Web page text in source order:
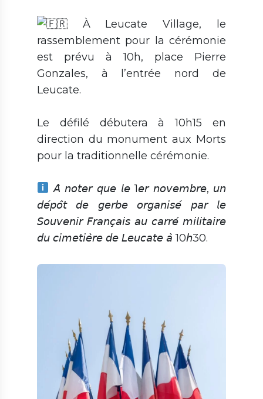
À Leucate Village, le
rassemblement pour la cérémonie
est prévu à 10h, place Pierre
Gonzales, à l’entrée nord de
Leucate.
Le défilé débutera à 10h15 en
direction du monument aux Morts
pour la traditionnelle cérémonie.
𝘈̀ 𝘯𝘰𝘵𝘦𝘳 𝘲𝘶𝘦 𝘭𝘦 1𝘦𝘳 𝘯𝘰𝘷𝘦𝘮𝘣𝘳𝘦, 𝘶𝘯
𝘥𝘦́𝘱𝘰̂𝘵 𝘥𝘦 𝘨𝘦𝘳𝘣𝘦 𝘰𝘳𝘨𝘢𝘯𝘪𝘴𝘦́ 𝘱𝘢𝘳 𝘭𝘦
𝘚𝘰𝘶𝘷𝘦𝘯𝘪𝘳 𝘍𝘳𝘢𝘯𝘤̧𝘢𝘪𝘴 𝘢𝘶 𝘤𝘢𝘳𝘳𝘦́ 𝘮𝘪𝘭𝘪𝘵𝘢𝘪𝘳𝘦
𝘥𝘶 𝘤𝘪𝘮𝘦𝘵𝘪𝘦̀𝘳𝘦 𝘥𝘦 𝘓𝘦𝘶𝘤𝘢𝘵𝘦 𝘢̀ 10𝘩30.